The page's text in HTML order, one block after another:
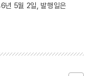
5월 2일, 발행일은